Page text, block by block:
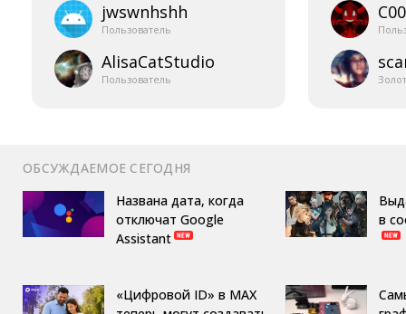
jwswnhshh
Пользователь
AlisaCatStudio
Пользователь
ОБСУЖДАЕМОЕ СЕГОДНЯ
Названа дата, когда
отключат Google
Assistant
«Цифровой ID» в MAX
в